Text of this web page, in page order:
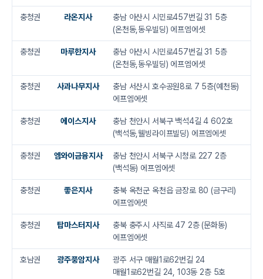
충청권 라온지사
충남 아산시 시민로457번길 31 5층
(온천동,동우빌딩) 에프엠에셋
충청권 마루한지사
충남 아산시 시민로457번길 31 5층
(온천동,동우빌딩) 에프엠에셋
충청권 사과나무지사
충남 서산시 호수공원8로 7 5층(예천동)
에프엠에셋
충청권 에이스지사
충남 천안시 서북구 백석4길 4 602호
(백석동,웰빙라이프빌딩) 에프엠에셋
충청권 엠와이금융지사
충남 천안시 서북구 시청로 227 2층
(백석동) 에프엠에셋
충청권 좋은지사
충북 옥천군 옥천읍 금장로 80 (금구리)
에프엠에셋
충청권 탑마스터지사
충북 충주시 사직로 47 2층 (문화동)
에프엠에셋
호남권 광주풍암지사
광주 서구 매월1로62번길 24
매월1로62번길 24, 103동 2층 5호